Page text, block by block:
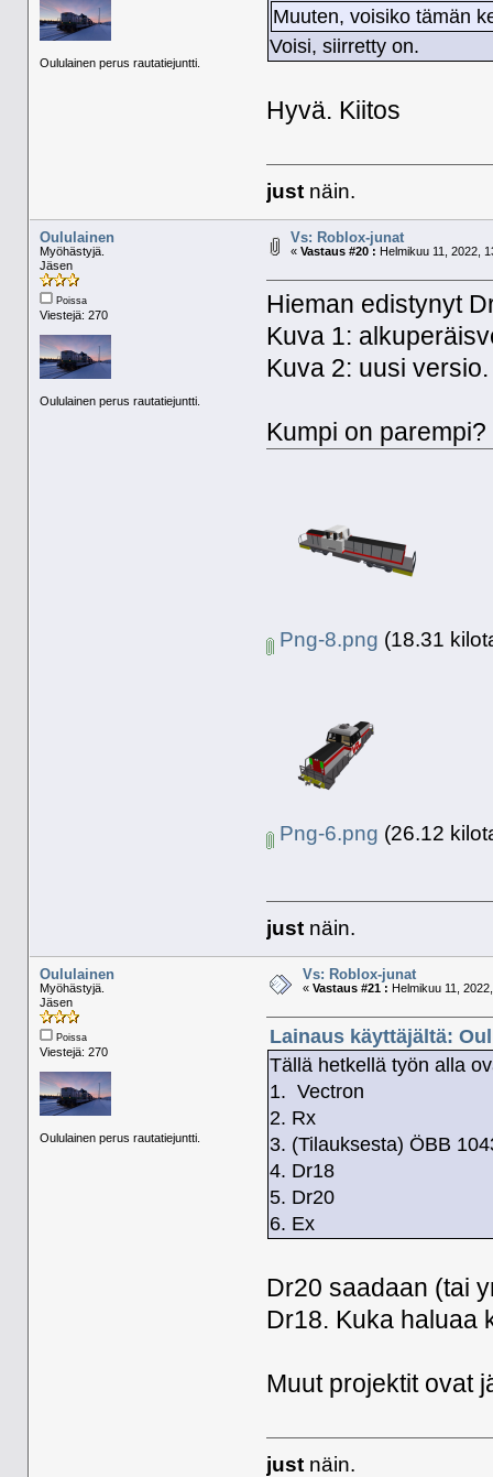
Oululainen perus rautatiejuntti.
Muuten, voisiko tämän
Voisi, siirretty on.
Hyvä. Kiitos
just näin.
Oululainen
Myöhästyjä.
Jäsen
Poissa
Viestejä: 270
Oululainen perus rautatiejuntti.
Vs: Roblox-junat
« Vastaus #20 : Helmikuu 11, 2022,
Hieman edistynyt
Kuva 1:
Kuva 2: uusi versio.
Kumpi on parempi?
Png-8.png (18.31
Png-6.png (26.12
just näin.
Oululainen
Myöhästyjä.
Jäsen
Poissa
Viestejä: 270
Oululainen perus rautatiejuntti.
Vs: Roblox-junat
« Vastaus #21 : Helmikuu 11,
Lainaus käyttäjältä:
Tällä hetkellä työn alla
1. Vectron
2. Rx
3. (Tilauksesta) ÖBB
4. Dr18
5. Dr20
6. Ex
Dr20 saadaan (tai
Dr18. Kuka haluaa
Muut projektit ovat
just näin.